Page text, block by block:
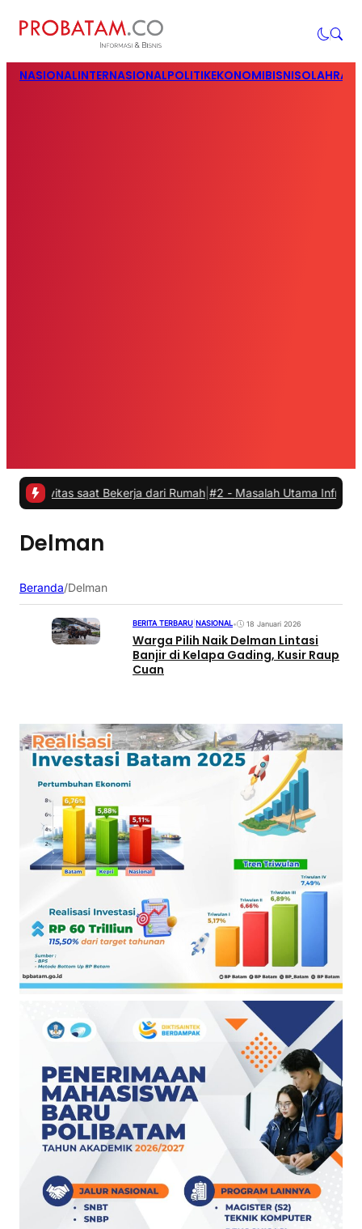
NASIONALINTERNASIONALPOLITIKEKONOMIBISNIS
saat Bekerja dari Rumah |#2 -Masalah Utama Infrastruktur
Delman
Beranda/Delman
BERITA TERBARU NASIONAL• 18 Januari 2026
Warga Pilih Naik Delman Lintasi
Banjir di Kelapa Gading, Kusir Raup
Cuan